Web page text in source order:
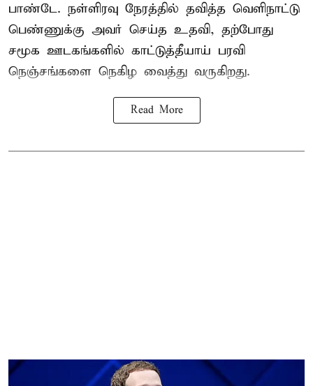
பாண்டே. நள்ளிரவு நேரத்தில் தவித்த வெளிநாட்டு
பெண்ணுக்கு அவர் செய்த உதவி, தற்போது
சமூக ஊடகங்களில் காட்டுத்தீயாய் பரவி
நெஞ்சங்களை நெகிழ வைத்து வருகிறது.
Read More